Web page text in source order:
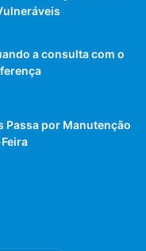
a consulta com o
Passa por Manutenção